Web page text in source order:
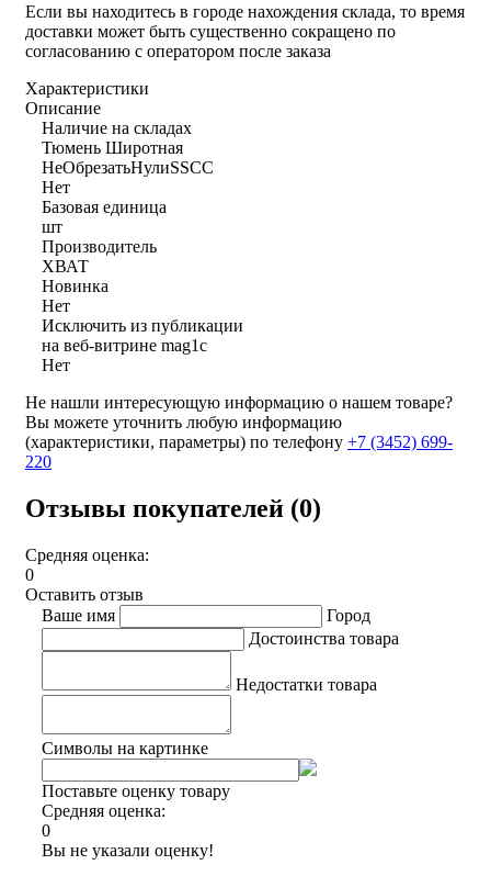
Если вы находитесь в городе нахождения склада, то время
доставки может быть существенно сокращено по
согласованию с оператором после заказа
Характеристики
Описание
Наличие на складах
Тюмень Широтная
НеОбрезатьНулиSSCC
Нет
Базовая единица
шт
Производитель
ХВАТ
Новинка
Нет
Исключить из публикации
на веб-витрине mag1c
Нет
Не нашли интересующую информацию о нашем товаре?
Вы можете уточнить любую информацию
(характеристики, параметры) по телефону +7 (3452) 699-
220
Отзывы покупателей (0)
Средняя оценка:
0
Оставить отзыв
Ваше имя
Город
Достоинства товара
Недостатки товара
Символы на картинке
Поставьте оценку товару
Средняя оценка:
0
Вы не указали оценку!